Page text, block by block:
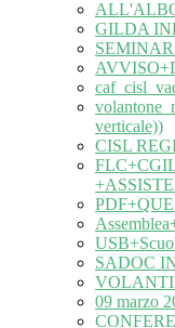
GILDA
verticale))
CISL
SADOC
09 marzo